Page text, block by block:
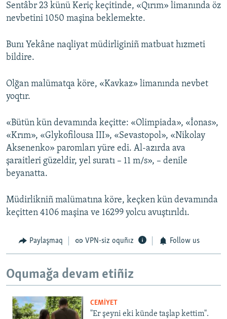
QOŞULIÑIZ!
RFE/RS bütün saytları
Sentâbr 23 künü Keriç keçitinde, «Qırım» limanında öz
nevbetini 1050 maşina beklemekte.
Bunı Yekâne naqliyat müdirliginiñ matbuat hızmeti
bildire.
Olğan malümatqa köre, «Kavkaz» limanında nevbet
yoqtır.
«Bütün kün devamında keçitte: «Olimpiada», «İonas»,
«Krım», «Glykofilousa III», «Sevastopol», «Nikolay
Aksenenko» paromları yüre edi. Al-azırda ava
şaraitleri güzeldir, yel suratı – 11 m/s», – denile
beyanatta.
Müdirlikniñ malümatına köre, keçken kün devamında
keçitten 4106 maşina ve 16299 yolcu avuştırıldı.
Paylaşmaq VPN-siz oquñız Follow us
Oqumağa devam etiñiz
CEMİYET
"Er şeyni eki künde taşlap kettim".